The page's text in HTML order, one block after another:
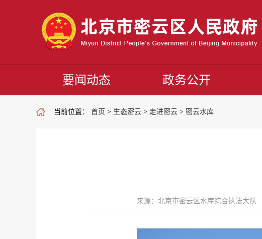
要闻动态 政务公开
当前位置： 首页 > 生态密云 > 走进密云 > 密云水库
来源：北京市密云区水库综合执法大队